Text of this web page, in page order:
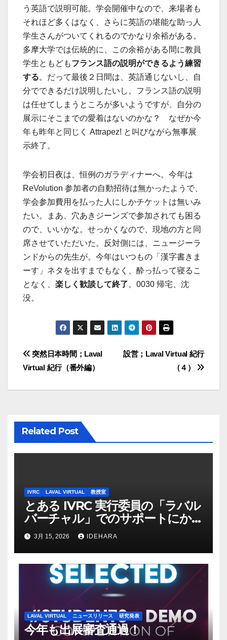
う英語で説明可能。学会開催中なので、来場者も
それほど多くはなく、さらに英語の堪能な助っ人
学生さんがついてくれるのでかなり余裕がある。
多摩大学では伝統的に、この余裕がある間に教員
学生ともどもフランス語の説明ができるよう練習
する。だって最後２日間は、英語通じないし、自
分でできるだけ説明したいし。フランス語の説明
は任せてしまうところが多いようですが、自分の
展示にそこまでの愛着はないのかな？ なぜか今
年も昨年と同じく Attrapez! と叫びながら無事展
示終了。
学会初日夜は、恒例のガラディナーへ。今年は
ReVolution 参加者の自動招待は無かったようで、
学会参加費用を払った人にしかチケットは無いみ
たい。まあ、穴あきジーンズで参加されても困る
ので、いいかな。せっかくなので、現地の方と同
席させていただいた。反対側には、ニュージーラ
ンドからの先生が。今年はいつもの「漢字書きま
ーす」ネタを出すまでもなく、酔っ払って寝るこ
となく、 楽しく歓談して終了。0030 帰宅、沈
没。
投
ビ
ゲ
ョ
ン
設営；Laval Virtual 紀行
（４）
突然日本時間；Laval
Virtual 紀行（番外編）
Related Post
IVRC LAVAL VIRTUAL 教授室
とある IVRC 実行委員の「ラバル
バーチャル」でのサポートにか
ける思いと願い（2025 年
Discord 上の記録から一部抜粋・
修正）
3月 15, 2026 IDEHARA
LAVAL VIRTUAL ニュースリリース 研究発表
今年も出展審査通過！